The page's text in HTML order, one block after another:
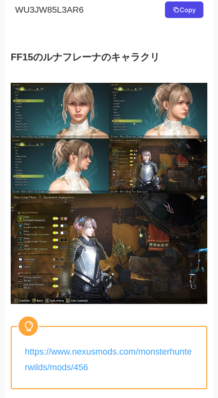
WU3JW85L3AR6 Copy
FF15のルナフレーナのキャラクリ
https://www.nexusmods.com/monsterhunte
rwilds/mods/456